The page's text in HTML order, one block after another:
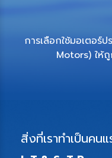
การเลือกใช้มอเตอ
Motors) ให้
สิ่งที่เราทำเป็นคน